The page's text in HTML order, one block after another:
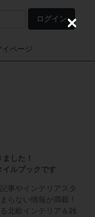
ログイン
イページ
した！
イルブックです
事やインテリアスタ
らない情報が満載！
北欧インテリア＆雑
C
e